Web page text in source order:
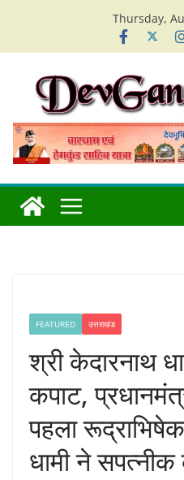
content
Thursday,
FEATURED उत्तराखंड
श्री केदारनाथ
कपाट,
पहला
धामी ने